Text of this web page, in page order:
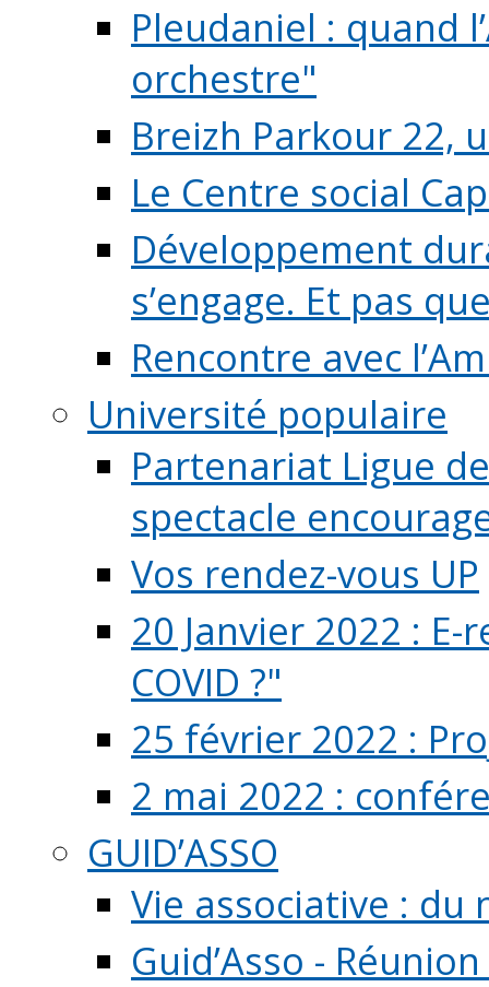
Pleudaniel : quand
orchestre"
Breizh Parkour 22,
Le Centre social
Développement
s’engage. Et pas
Rencontre avec
Université populaire
Partenariat Ligue
spectacle
Vos rendez-vous UP
20 Janvier 2022 :
COVID ?"
25 février 2022 :
2 mai 2022 :
GUID’ASSO
Vie associative : du
Guid’Asso -